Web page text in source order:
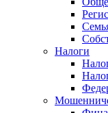
Налоги